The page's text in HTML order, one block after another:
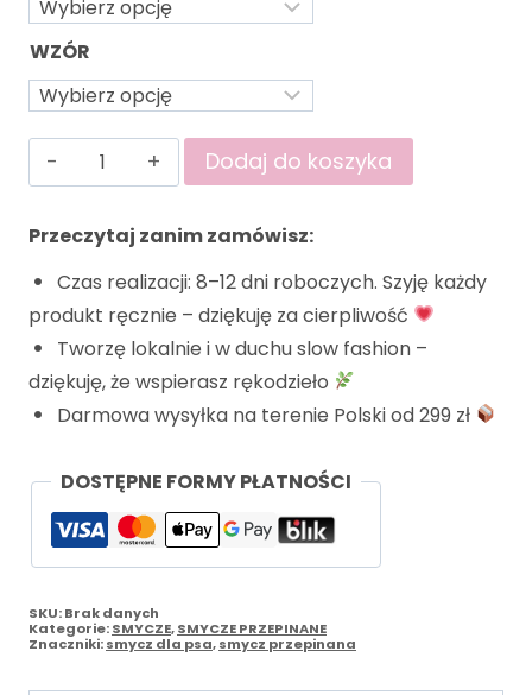
WZÓR
Dodaj do koszyka
Przeczytaj zanim zamówisz:
Czas realizacji: 8–12 dni roboczych. Szyję każdy
produkt ręcznie – dziękuję za cierpliwość
Tworzę lokalnie i w duchu slow fashion –
dziękuję, że wspierasz rękodzieło
Darmowa wysyłka na terenie Polski od 299 zł
DOSTĘPNE FORMY PŁATNOŚCI
SKU:Brak danych
Kategorie:SMYCZE,SMYCZE PRZEPINANE
Znaczniki:smycz dla psa,smycz przepinana